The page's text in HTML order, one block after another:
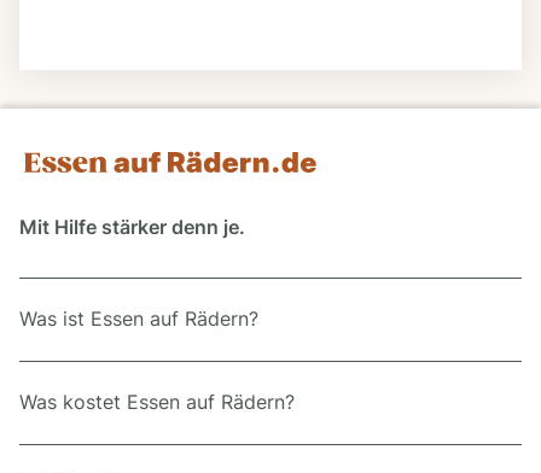
Mit Hilfe stärker denn je.
Was ist Essen auf Rädern?
Was kostet Essen auf Rädern?